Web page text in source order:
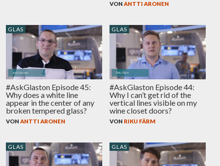
VON ANTTI ARONEN
GLAS
#AskGlaston Episode 45:
Why does a white line
appear in the center of any
broken tempered glass?
VON ANTTI ARONEN
GLAS
#AskGlaston Episode 44:
Why I can’t get rid of the
vertical lines visible on my
wine closet doors?
VON RIKU FÄRM
GLAS GLAS